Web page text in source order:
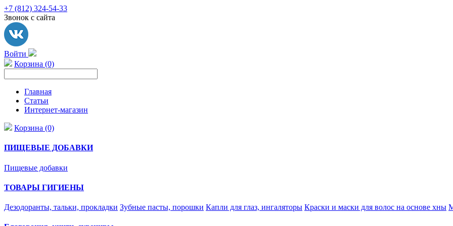
+7 (812) 324-54-33
Звонок с сайта
Войти
Корзина (0)
Главная
Статьи
Интернет-магазин
Корзина (0)
ПИЩЕВЫЕ ДОБАВКИ
Пищевые добавки
ТОВАРЫ ГИГИЕНЫ
Дезодоранты, тальки, прокладки Зубные пасты, порошки Капли для глаз, ингаляторы Краски и маски для волос на основе хны